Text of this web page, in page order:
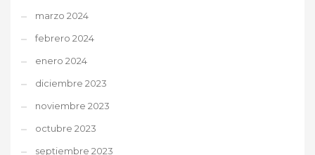
marzo 2024
febrero 2024
enero 2024
diciembre 2023
noviembre 2023
octubre 2023
septiembre 2023